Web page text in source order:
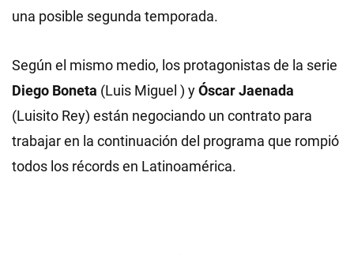
una posible segunda temporada.
Según el mismo medio, los protagonistas de la serie
Diego Boneta (Luis Miguel ) yÓscar Jaenada
(Luisito Rey) están negociando un contrato para
trabajar en la continuación del programa que rompió
todos los récords en Latinoamérica.